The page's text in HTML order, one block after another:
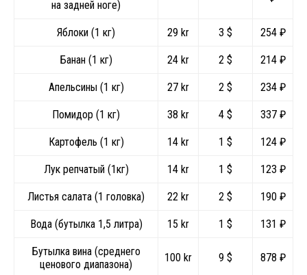
на задней ноге)
Яблоки (1 кг) 29 kr 3 $ 254 ₽
Банан (1 кг) 24 kr 2 $ 214 ₽
Апельсины (1 кг) 27 kr 2 $ 234 ₽
Помидор (1 кг) 38 kr 4 $ 337 ₽
Картофель (1 кг) 14 kr 1 $ 124 ₽
Лук репчатый (1кг) 14 kr 1 $ 123 ₽
Листья салата (1 головка) 22 kr 2 $ 190 ₽
Вода (бутылка 1,5 литра) 15 kr 1 $ 131 ₽
Бутылка вина (среднего
ценового диапазона)
100 kr 9 $ 878 ₽